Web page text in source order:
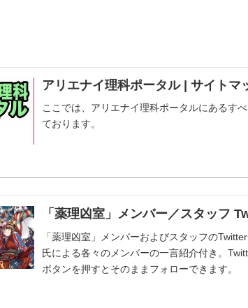
アリエナイ理科ポータル | サイトマ
ここでは、アリエナイ理科ポータルにあるす
ております。
「薬理凶室」メンバー／スタッフ
「薬理凶室」メンバーおよびスタッフの
氏による各々のメンバーの一言紹介付き。
ボタンを押すとそのままフォローできます。